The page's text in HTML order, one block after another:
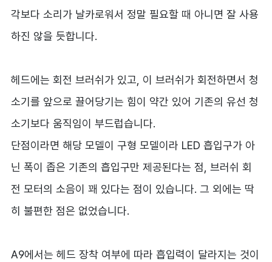
각보다 소리가 날카로워서 정말 필요할 때 아니면 잘 사용
하진 않을 듯합니다.
헤드에는 회전 브러쉬가 있고, 이 브러쉬가 회전하면서 청
소기를 앞으로 끌어당기는 힘이 약간 있어 기존의 유선 청
소기보다 움직임이 부드럽습니다.
단점이라면 해당 모델이 구형 모델이라 LED 흡입구가 아
닌 폭이 좁은 기존의 흡입구만 제공된다는 점, 브러쉬 회
전 모터의 소음이 꽤 있다는 점이 있습니다. 그 외에는 딱
히 불편한 점은 없었습니다.
A9에서는 헤드 장착 여부에 따라 흡입력이 달라지는 것이